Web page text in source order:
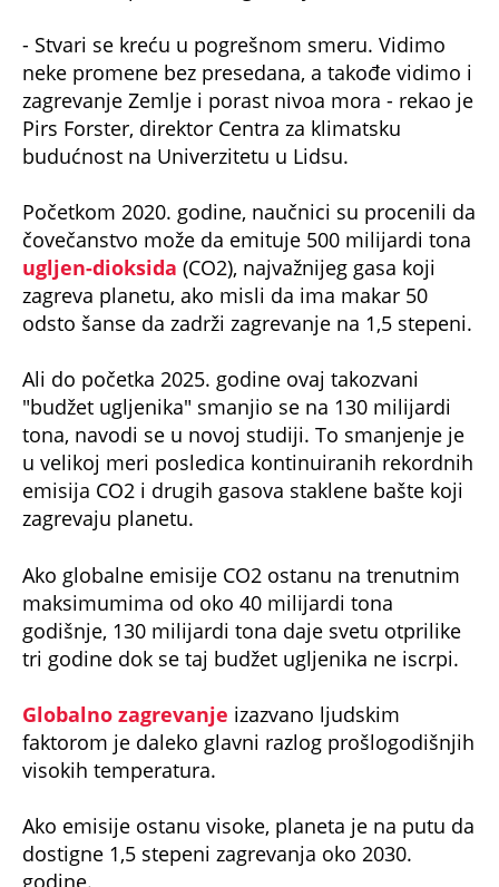
- Stvari se kreću u pogrešnom smeru. Vidimo
neke promene bez presedana, a takođe vidimo i
zagrevanje Zemlje i porast nivoa mora - rekao je
Pirs Forster, direktor Centra za klimatsku
budućnost na Univerzitetu u Lidsu.
Početkom 2020. godine, naučnici su procenili da
čovečanstvo može da emituje 500 milijardi tona
ugljen-dioksida (CO2), najvažnijeg gasa koji
zagreva planetu, ako misli da ima makar 50
odsto šanse da zadrži zagrevanje na 1,5 stepeni.
Ali do početka 2025. godine ovaj takozvani
"budžet ugljenika" smanjio se na 130 milijardi
tona, navodi se u novoj studiji. To smanjenje je
u velikoj meri posledica kontinuiranih rekordnih
emisija CO2 i drugih gasova staklene bašte koji
zagrevaju planetu.
Ako globalne emisije CO2 ostanu na trenutnim
maksimumima od oko 40 milijardi tona
godišnje, 130 milijardi tona daje svetu otprilike
tri godine dok se taj budžet ugljenika ne iscrpi.
Globalno zagrevanje izazvano ljudskim
faktorom je daleko glavni razlog prošlogodišnjih
visokih temperatura.
Ako emisije ostanu visoke, planeta je na putu da
dostigne 1,5 stepeni zagrevanja oko 2030.
godine.